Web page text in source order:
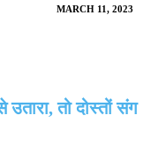
MARCH 11, 2023